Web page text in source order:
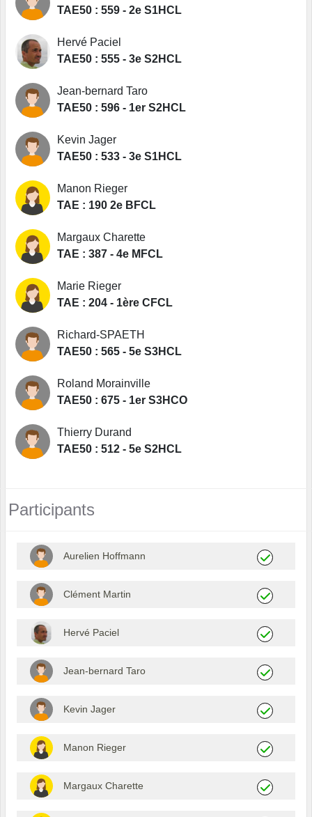
TAE50 : 559 - 2e S1HCL
Hervé Paciel
TAE50 : 555 - 3e S2HCL
Jean-bernard Taro
TAE50 : 596 - 1er S2HCL
Kevin Jager
TAE50 : 533 - 3e S1HCL
Manon Rieger
TAE : 190 2e BFCL
Margaux Charette
TAE : 387 - 4e MFCL
Marie Rieger
TAE : 204 - 1ère CFCL
Richard-SPAETH
TAE50 : 565 - 5e S3HCL
Roland Morainville
TAE50 : 675 - 1er S3HCO
Thierry Durand
TAE50 : 512 - 5e S2HCL
Participants
Aurelien Hoffmann
Clément Martin
Hervé Paciel
Jean-bernard Taro
Kevin Jager
Manon Rieger
Margaux Charette